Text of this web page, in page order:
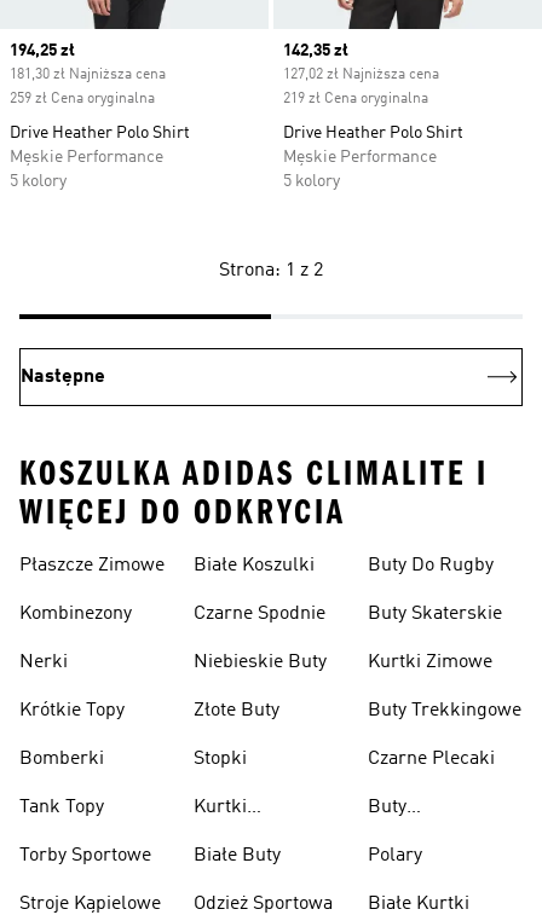
Current price
194,25 zł
181,30 zł Najniższa cena
259 zł Cena oryginalna
Drive Heather Polo Shirt
Męskie Performance
5 kolory
Current price
142,35 zł
127,02 zł Najniższa cena
219 zł Cena oryginalna
Drive Heather Polo Shirt
Męskie Performance
5 kolory
Strona: 1 z 2
Następne
KOSZULKA ADIDAS CLIMALITE I
WIĘCEJ DO ODKRYCIA
Płaszcze Zimowe
Kombinezony
Nerki
Krótkie Topy
Bomberki
Tank Topy
Torby Sportowe
Stroje Kąpielowe
Białe Koszulki
Czarne Spodnie
Niebieskie Buty
Złote Buty
Stopki
Kurtki
Białe Buty
Odzież Sportowa
Buty Do Rugby
Buty Skaterskie
Kurtki Zimowe
Buty Trekkingowe
Czarne Plecaki
Buty
Polary
Białe Kurtki